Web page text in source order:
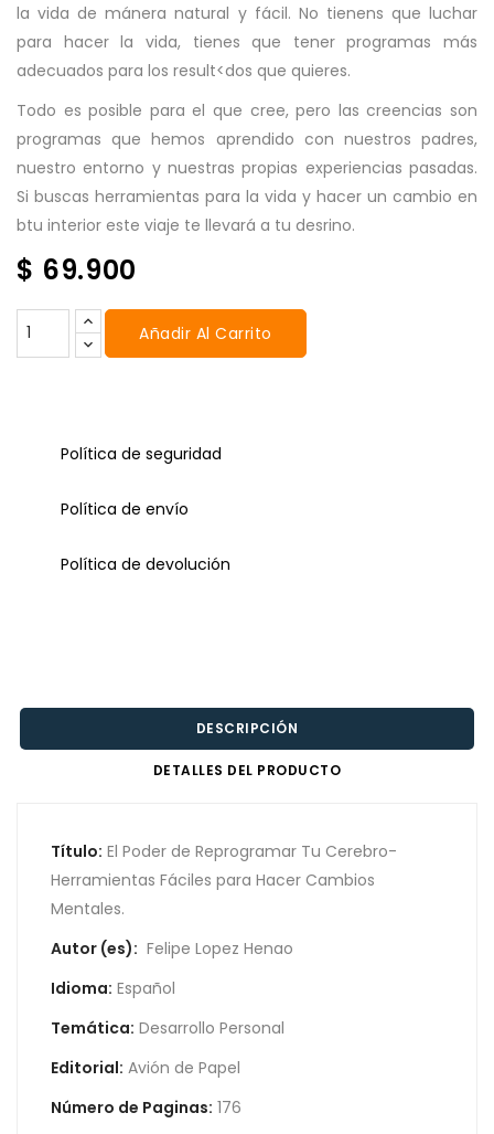
la vida de mánera natural y fácil. No tienens que luchar
para hacer la vida, tienes que tener programas más
adecuados para los result<dos que quieres.
Todo es posible para el que cree, pero las creencias son
programas que hemos aprendido con nuestros padres,
nuestro entorno y nuestras propias experiencias pasadas.
Si buscas herramientas para la vida y hacer un cambio en
btu interior este viaje te llevará a tu desrino.
$ 69.900
Añadir Al Carrito
Política de seguridad
Política de envío
Política de devolución
DESCRIPCIÓN
DETALLES DEL PRODUCTO
Título: El Poder de Reprogramar Tu Cerebro-
Herramientas Fáciles para Hacer Cambios
Mentales.
Autor (es): Felipe Lopez Henao
Idioma: Español
Temática: Desarrollo Personal
Editorial: Avión de Papel
Número de Paginas: 176